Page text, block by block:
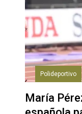
Polideportivo
María